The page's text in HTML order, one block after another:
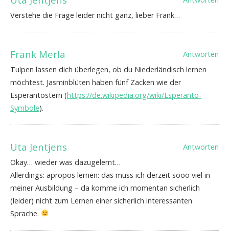
Verstehe die Frage leider nicht ganz, lieber Frank…
Frank Merla
Antworten
Tulpen lassen dich überlegen, ob du Niederländisch lernen
möchtest. Jasminblüten haben fünf Zacken wie der
Esperantostern (https://de.wikipedia.org/wiki/Esperanto-
Symbole).
Uta Jentjens
Antworten
Okay… wieder was dazugelernt…
Allerdings: apropos lernen: das muss ich derzeit sooo viel in
meiner Ausbildung – da komme ich momentan sicherlich
(leider) nicht zum Lernen einer sicherlich interessanten
Sprache.